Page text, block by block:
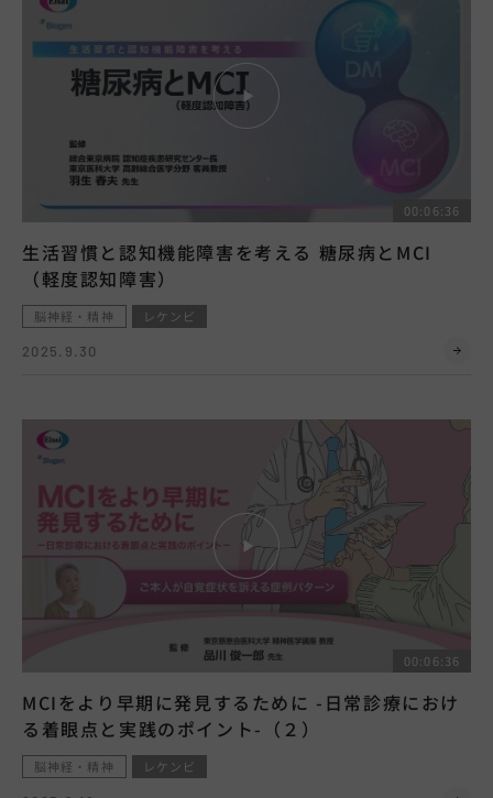
00:06:36
生活習慣と認知機能障害を考える 糖尿病とMCI
（軽度認知障害）
脳神経・精神
レケンビ
2025.9.30
00:06:36
MCIをより早期に発見するために -日常診療におけ
る着眼点と実践のポイント-（２）
脳神経・精神
レケンビ